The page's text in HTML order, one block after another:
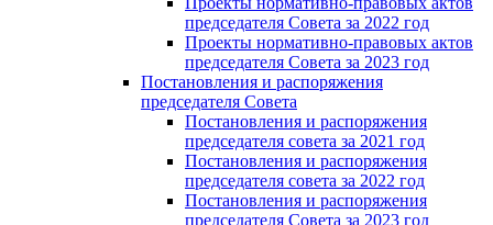
председателя Cовета за 2022 год
Проекты нормативно-правовых актов
председателя Cовета за 2023 год
Постановления и распоряжения
председателя Cовета
Постановления и распоряжения
председателя совета за 2021 год
Постановления и распоряжения
председателя совета за 2022 год
Постановления и распоряжения
председателя Cовета за 2023 год